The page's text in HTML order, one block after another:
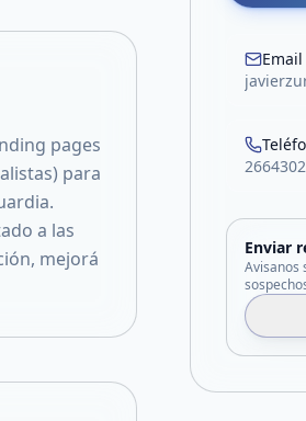
Compartir por mail
Compartir en Facebook
pages
para
a las
mejorá
Email
Enviar
Avisanos